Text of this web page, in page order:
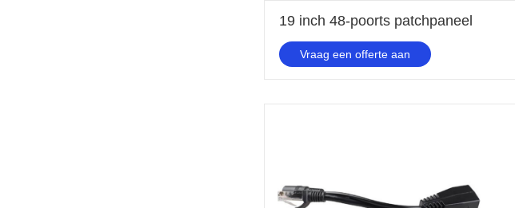
19 inch 48-poorts patchpaneel
Vraag een offerte aan